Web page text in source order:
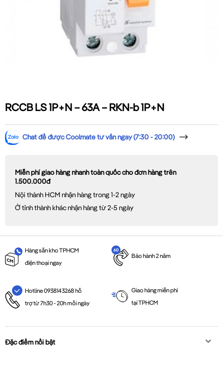
RCCB LS 1P+N – 63A – RKN-b 1P+N
Chat để được Coolmate tư vấn ngay (7:30 - 20:00)
Miễn phí giao hàng nhanh toàn quốc cho đơn hàng trên
1.500.000đ
Nội thành HCM nhận hàng trong 1-2 ngày
Ở tỉnh thành khác nhận hàng từ 2-5 ngày
Hàng sẵn kho TPHCM
điện thoại ngay
Bảo hành 2 năm
Hotline 0938143268 hỗ
trợ từ 7h30 - 20h mỗi ngày
Giao hàng miễn phí
tại TPHCM
Đặc điểm nổi bật